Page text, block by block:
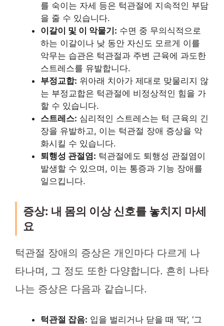
를 숙이는 자세 등은 턱관절에 지속적인 부담
을 줄 수 있습니다.
이갈이 및 이 악물기: 수면 중 무의식적으로
하는 이갈이나 낮 동안 자신도 모르게 이를
악무는 습관은 턱관절과 주변 근육에 과도한
스트레스를 유발합니다.
부정교합: 위아래 치아가 제대로 맞물리지 않
는 부정교합은 턱관절에 비정상적인 힘을 가
할 수 있습니다.
스트레스: 심리적인 스트레스는 턱 근육의 긴
장을 유발하고, 이는 턱관절 장애 증상을 악
화시킬 수 있습니다.
퇴행성 관절염: 턱관절에도 퇴행성 관절염이
발생할 수 있으며, 이는 통증과 기능 장애를
일으킵니다.
증상: 내 몸의 이상 신호를 놓치지 마세
요
턱관절 장애의 증상은 개인마다 다르게 나
타나며, 그 정도 또한 다양합니다. 흔히 나타
나는 증상은 다음과 같습니다.
턱관절 잡음: 입을 벌리거나 닫을 때 ‘딱’, ‘그